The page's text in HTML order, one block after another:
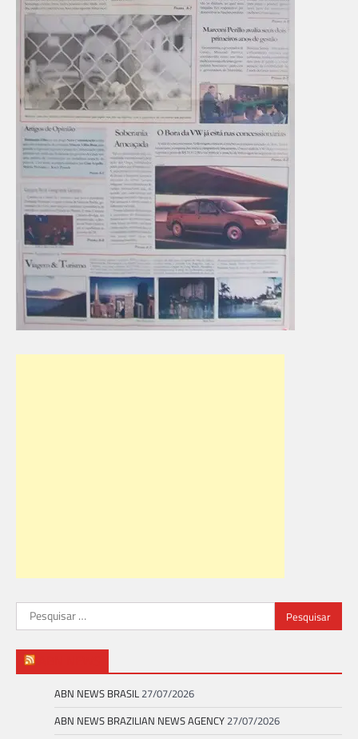
Pesquisar
por:
ABN NEWS BRASIL 27/07/2026
ABN NEWS BRAZILIAN NEWS AGENCY 27/07/2026